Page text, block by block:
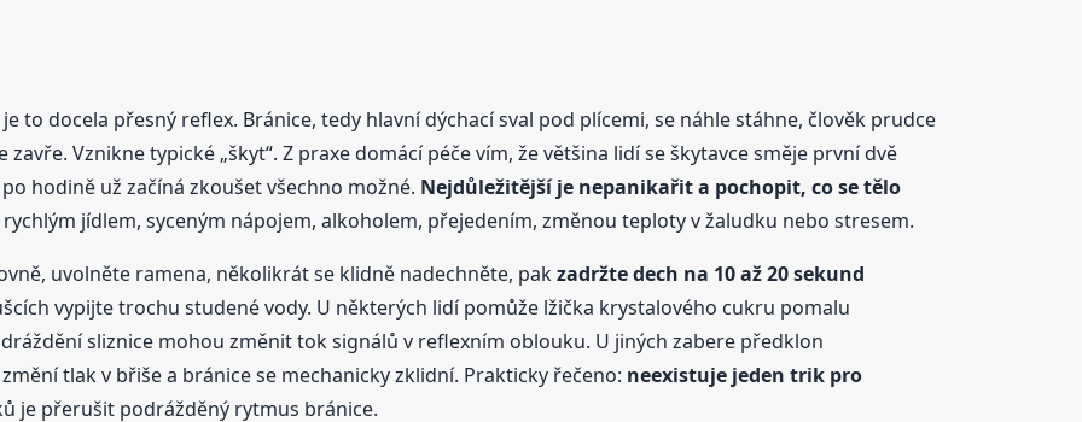
to docela přesný reflex. Bránice, tedy hlavní dýchací sval pod plícemi, se náhle stáhne, člověk prudce
Vznikne typické „škyt“. Z praxe domácí péče vím, že většina lidí se škytavce směje první dvě
hodině už začíná zkoušet všechno možné. Nejdůležitější je nepanikařit a pochopit, co se tělo
jídlem, syceným nápojem, alkoholem, přejedením, změnou teploty v žaludku nebo stresem.
uvolněte ramena, několikrát se klidně nadechněte, pakzadržte dech na 10 až 20 sekund
vypijte trochu studené vody. U některých lidí pomůže lžička krystalového cukru pomalu
sliznice mohou změnit tok signálů v reflexním oblouku. U jiných zabere předklon
tlak v břiše a bránice se mechanicky zklidní. Prakticky řečeno: neexistuje jeden trik pro
je přerušit podrážděný rytmus bránice.